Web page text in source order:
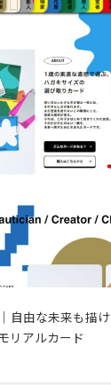
自由な未来も描け
リアルカード